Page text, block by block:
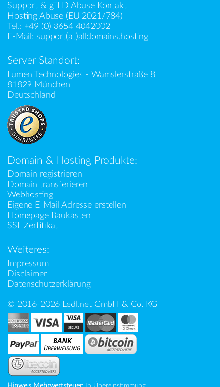
Support & gTLD Abuse Kontakt
Hosting Abuse (EU 2021/784)
Tel.: +49 (0) 8654 4042002
E-Mail: support(at)alldomains.hosting
Server Standort:
Lumen Technologies - Wamslerstraße 8
81829 München
Deutschland
Domain & Hosting Produkte:
Domain registrieren
Domain transferieren
Webhosting
Eigene E-Mail Adresse erstellen
Homepage Baukasten
SSL Zertifikat
Weiteres:
Impressum
Disclaimer
Datenschutzerklärung
© 2016-2026 Ledl.net GmbH & Co. KG
Hinweis Mehrwertsteuer: In Übereinstimmung